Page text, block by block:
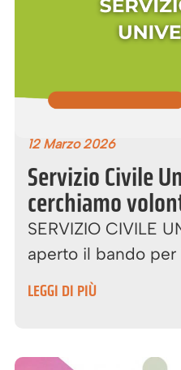
12 Marzo 2026
Servizio Civile
cerchiamo
SERVIZIO CIVILE
aperto il bando per
LEGGI DI PIÙ